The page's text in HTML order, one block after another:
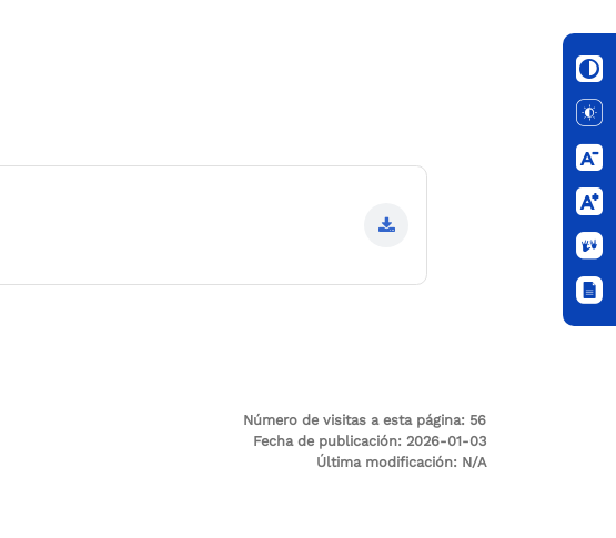
Número de visitas a esta página: 56
Fecha de publicación: 2026-01-03
Última modificación: N/A